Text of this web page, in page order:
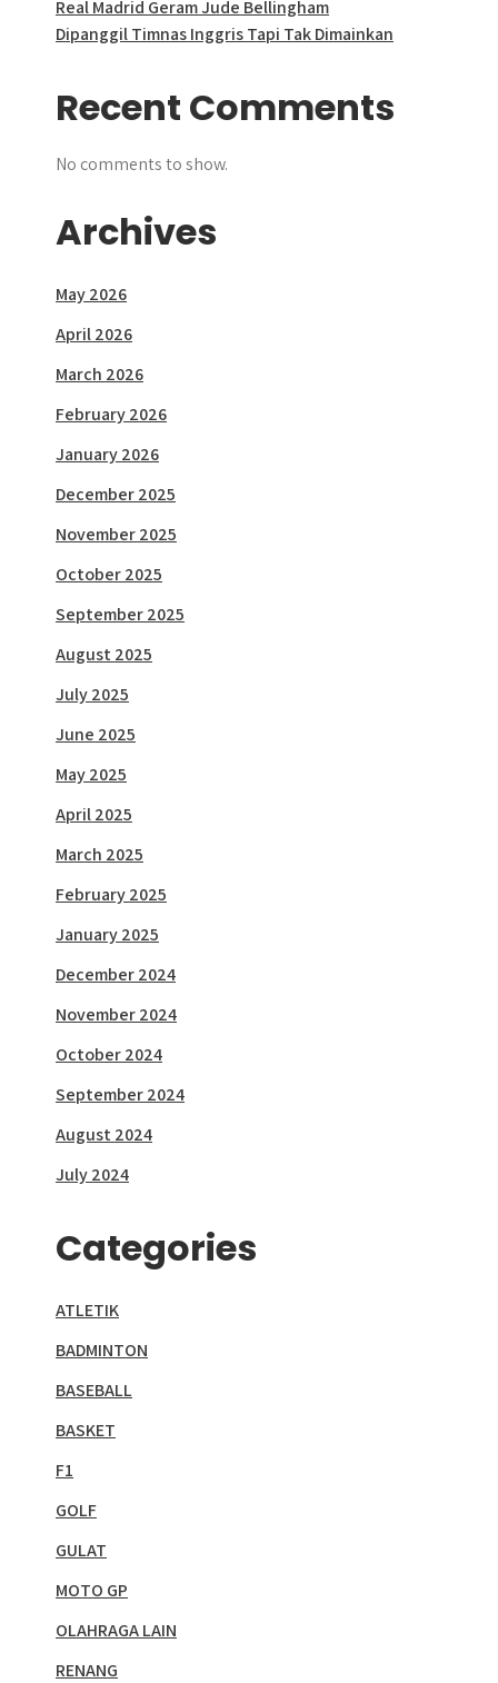
Real Madrid Geram Jude Bellingham
Dipanggil Timnas Inggris Tapi Tak Dimainkan
Recent Comments
No comments to show.
Archives
May 2026
April 2026
March 2026
February 2026
January 2026
December 2025
November 2025
October 2025
September 2025
August 2025
July 2025
June 2025
May 2025
April 2025
March 2025
February 2025
January 2025
December 2024
November 2024
October 2024
September 2024
August 2024
July 2024
Categories
ATLETIK
BADMINTON
BASEBALL
BASKET
F1
GOLF
GULAT
MOTO GP
OLAHRAGA LAIN
RENANG